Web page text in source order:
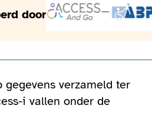
door
verzameld ter
i vallen onder de